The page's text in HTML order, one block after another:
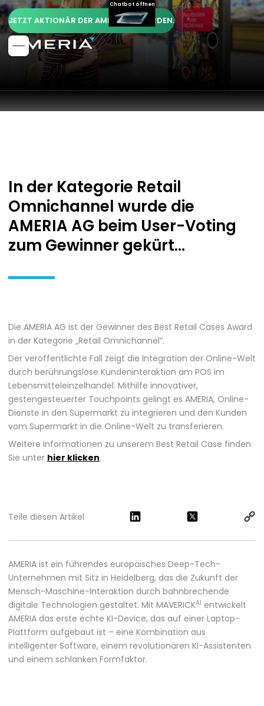
Chatbot öffnen
JETZT AKTIONÄR DER AMERIA AG WERDEN.
In der Kategorie Retail
Omnichannel wurde die
AMERIA AG beim User-Voting
zum Gewinner gekürt...
Die AMERIA AG ist der Gewinner des Best Retail Cases Award
in der Kategorie „Retail Omnichannel“.
Der veröffentlichte Fall zeigt die Integration der Online-Welt
durch berührungslose Kundeninteraktion am POS im
Lebensmitteleinzelhandel. Mithilfe innovativer,
gestengesteuerter Touchpoints gelingt es AMERIA, Online-
Dienste in den Supermarkt zu integrieren und den Kunden
vom Supermarkt in die Online-Welt zu transferieren.
Weitere Informationen zu unserem Best Retail Case finden
Sie unter hier klicken.
Teile diesen Artikel
AMERIA ist ein führendes europäisches Deep-Tech-
Unternehmen mit Sitz in Heidelberg, das die Zukunft der
Mensch-Maschine-Interaktion durch bahnbrechende
digitale Technologien gestaltet. Mit MAVERICKAI entwickelt
AMERIA das erste echte KI-Device, das auf einer Laptop-
Plattform aufgebaut ist – eine Kombination aus
intelligenter Software, einem revolutionären KI-Assistenten
und einem schlanken Formfaktor.